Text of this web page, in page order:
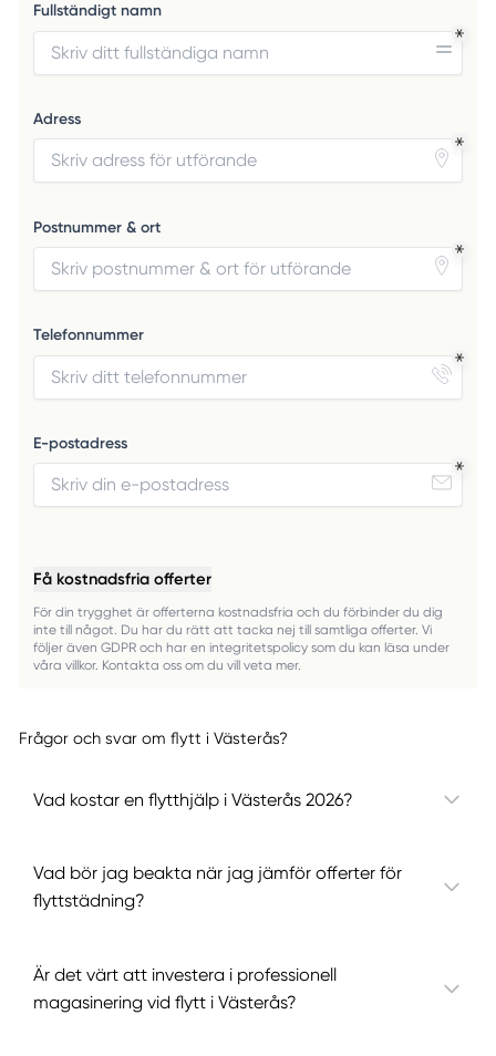
Fullständigt namn
Adress
Postnummer & ort
Telefonnummer
E-postadress
Få kostnadsfria offerter
För din trygghet är offerterna kostnadsfria och du förbinder du dig
inte till något. Du har du rätt att tacka nej till samtliga offerter. Vi
följer även GDPR och har en integritetspolicy som du kan läsa under
våra villkor. Kontakta oss om du vill veta mer.
Frågor och svar om flytt i Västerås?
Vad kostar en flytthjälp i Västerås 2026?
Vad bör jag beakta när jag jämför offerter för
flyttstädning?
Är det värt att investera i professionell
magasinering vid flytt i Västerås?